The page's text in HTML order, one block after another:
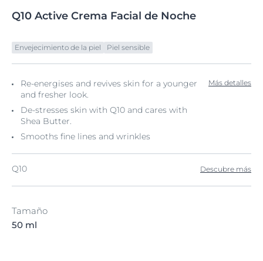
Q10 Active Crema Facial de Noche
Envejecimiento de la piel Piel sensible
Re-energises and revives skin for a younger
and fresher look.
De-stresses skin with Q10 and cares with
Shea Butter.
Smooths fine lines and wrinkles
Más detalles
Q10 Descubre más
Tamaño
50 ml